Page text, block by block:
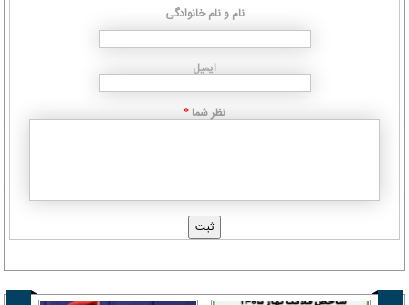
نام و نام خانوادگی
ایمیل
نظر شما *